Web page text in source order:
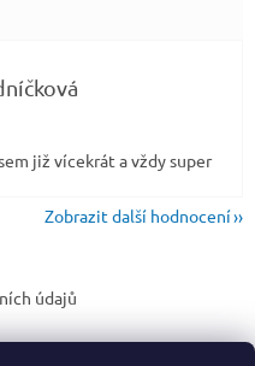
5 z 5 hvězdiček.
již vícekrát a vždy super
Zobrazit další hodnocení
údajů